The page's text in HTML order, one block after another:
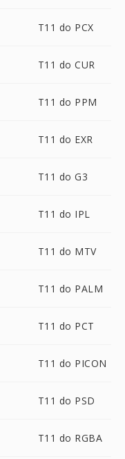
T11 do PCX
T11 do CUR
T11 do PPM
T11 do EXR
T11 do G3
T11 do IPL
T11 do MTV
T11 do PALM
T11 do PCT
T11 do PICON
T11 do PSD
T11 do RGBA